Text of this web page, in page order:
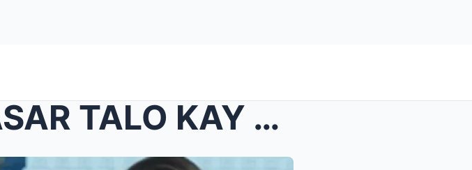
SARA DUTERTE ASAR TALO KAY USEC CASTRO: Eksklusibo...